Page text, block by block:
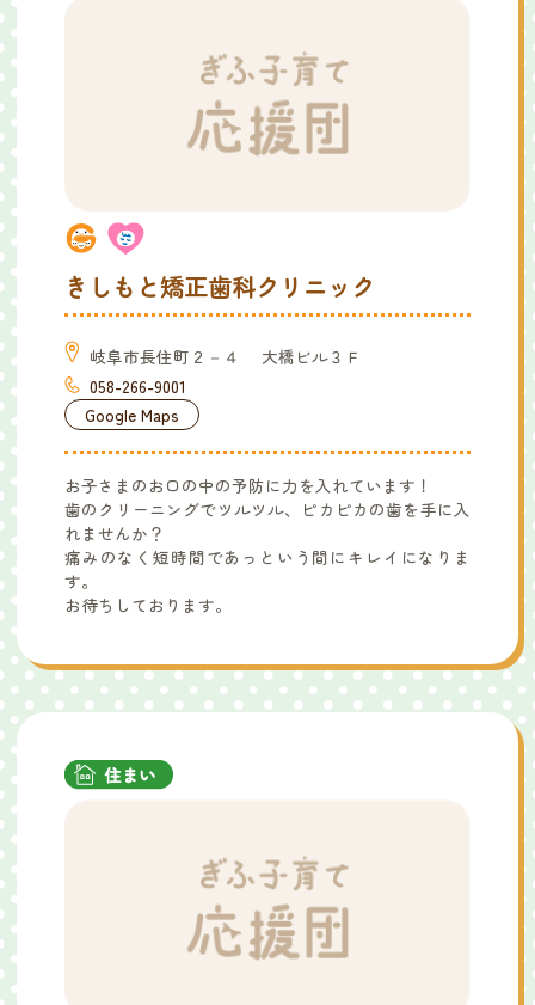
きしもと矯正歯科クリニック
岐阜市長住町２－４ 大橋ビル３Ｆ
058-266-9001
Google Maps
お子さまのお口の中の予防に力を入れています！
歯のクリーニングでツルツル、ピカピカの歯を手に入
れませんか？
痛みのなく短時間であっという間にキレイになりま
す。
お待ちしております。